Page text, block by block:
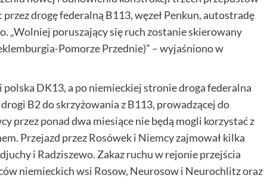
drogę federalną B113, węzeł Penkun, autostradę
„Wolniej poruszający się ruch zostanie skierowany
Pomorze Przednie)” – wyjaśniono w
DK13, a po niemieckiej stronie droga federalna
B2 do skrzyżowania z B113, prowadzącej do
przez ponad dwa miesiące nie będą mogli korzystać z
Przejazd przez Rosówek i Niemcy zajmował kilka
i Radziszewo. Zakaz ruchu w rejonie przejścia
niemieckich wsi Rosow, Neurosow i Neurochlitz oraz